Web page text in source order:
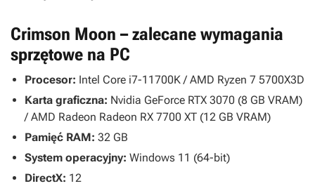
Crimson Moon – zalecane wymagania
sprzętowe na PC
Procesor: Intel Core i7-11700K / AMD Ryzen 7 5700X3D
Karta graficzna: Nvidia GeForce RTX 3070 (8 GB VRAM)
/ AMD Radeon Radeon RX 7700 XT (12 GB VRAM)
Pamięć RAM: 32 GB
System operacyjny: Windows 11 (64-bit)
DirectX: 12